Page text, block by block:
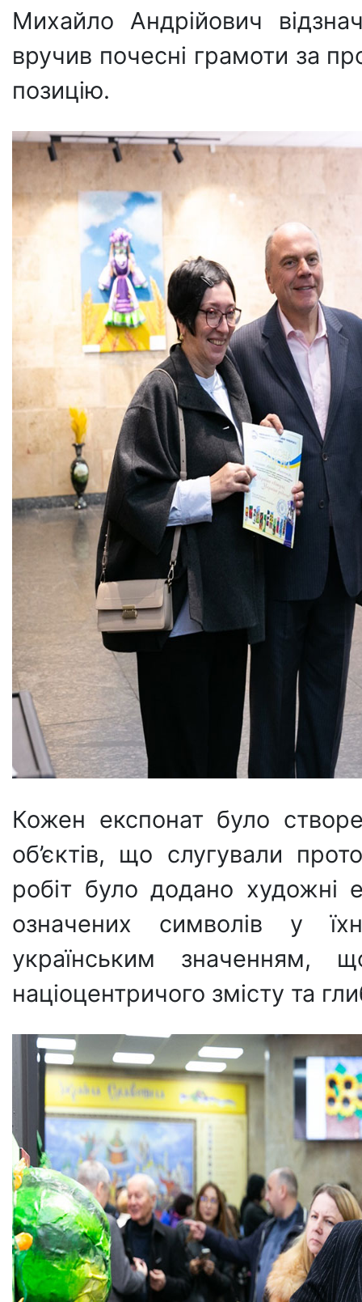
Михайло Андрійович
вручив почесні грамоти за
позицію.
Кожен експонат було
об’єктів, що слугували
робіт було додано художні
означених символів у
українським значенням,
націоцентричого змісту та